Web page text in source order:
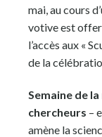
mai, au cours
votive est
l’accès aux «
de la
Semaine de
chercheurs –
amène la